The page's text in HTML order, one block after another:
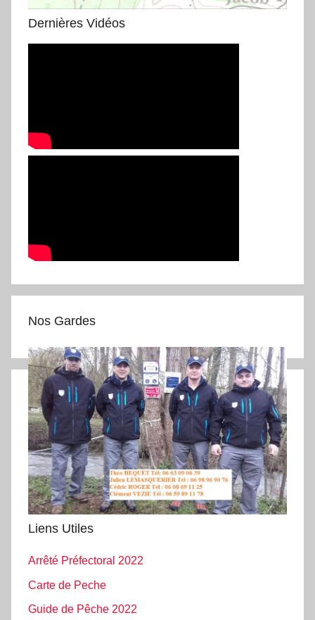
Dernières Vidéos
Nos Gardes
Liens Utiles
Arrêté Préfectoral 2022
Carte de Peche
Guide de Pêche 2022